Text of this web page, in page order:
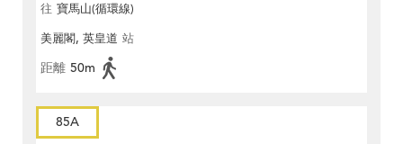
往 寶馬山(循環線)
美麗閣, 英皇道 站
距離 50m
85A